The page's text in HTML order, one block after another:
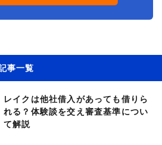
事一覧
レイクは他社借入があっても借りら
れる？体験談を交え審査基準につい
て解説